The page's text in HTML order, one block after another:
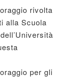
rivolta
alla Scuola
per gli